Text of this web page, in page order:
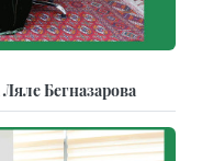
Бегназарова